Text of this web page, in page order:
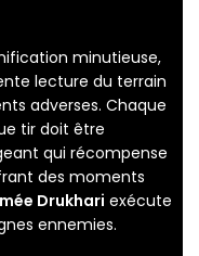
minutieuse,
lecture du terrain
adverses. Chaque
tir doit être
qui récompense
des moments
Drukhari exécute
ennemies.